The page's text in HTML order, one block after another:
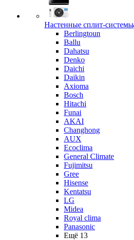
Настенные сплит-системы
Berlingtoun
Ballu
Dahatsu
Denko
Daichi
Daikin
Axioma
Bosch
Hitachi
Funai
AKAI
Changhong
AUX
Ecoclima
General Climate
Fujimitsu
Gree
Hisense
Kentatsu
LG
Midea
Royal clima
Panasonic
Ещё 13